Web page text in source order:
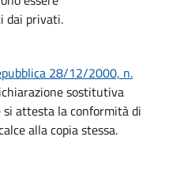
dai privati.
28/12/2000, n.
sostitutiva
attesta la conformità di
alla copia stessa.